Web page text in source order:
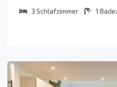
3 Schlafzimmer 1